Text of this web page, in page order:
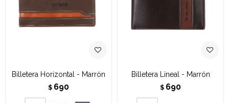
Billetera Horizontal - Marrón
$ 690
Billetera Lineal - Marrón
$ 690